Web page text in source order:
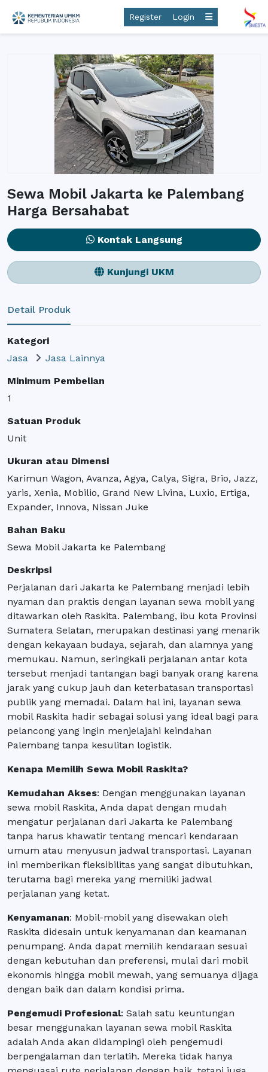
Register Login
Sewa Mobil Jakarta ke Palembang
Harga Bersahabat
Kontak Langsung
Kunjungi UKM
Detail Produk
Kategori
Jasa
Jasa Lainnya
Minimum Pembelian
1
Satuan Produk
Unit
Ukuran atau Dimensi
Karimun Wagon, Avanza, Agya, Calya, Sigra, Brio, Jazz,
yaris, Xenia, Mobilio, Grand New Livina, Luxio, Ertiga,
Expander, Innova, Nissan Juke
Bahan Baku
Sewa Mobil Jakarta ke Palembang
Deskripsi
Perjalanan dari Jakarta ke Palembang menjadi lebih
nyaman dan praktis dengan layanan sewa mobil yang
ditawarkan oleh Raskita. Palembang, ibu kota Provinsi
Sumatera Selatan, merupakan destinasi yang menarik
dengan kekayaan budaya, sejarah, dan alamnya yang
memukau. Namun, seringkali perjalanan antar kota
tersebut menjadi tantangan bagi banyak orang karena
jarak yang cukup jauh dan keterbatasan transportasi
publik yang memadai. Dalam hal ini, layanan sewa
mobil Raskita hadir sebagai solusi yang ideal bagi para
pelancong yang ingin menjelajahi keindahan
Palembang tanpa kesulitan logistik.
Kenapa Memilih Sewa Mobil Raskita?
Kemudahan Akses: Dengan menggunakan layanan
sewa mobil Raskita, Anda dapat dengan mudah
mengatur perjalanan dari Jakarta ke Palembang
tanpa harus khawatir tentang mencari kendaraan
umum atau menyusun jadwal transportasi. Layanan
ini memberikan fleksibilitas yang sangat dibutuhkan,
terutama bagi mereka yang memiliki jadwal
perjalanan yang ketat.
Kenyamanan: Mobil-mobil yang disewakan oleh
Raskita didesain untuk kenyamanan dan keamanan
penumpang. Anda dapat memilih kendaraan sesuai
dengan kebutuhan dan preferensi, mulai dari mobil
ekonomis hingga mobil mewah, yang semuanya dijaga
dengan baik dan dalam kondisi prima.
Pengemudi Profesional: Salah satu keuntungan
besar menggunakan layanan sewa mobil Raskita
adalah Anda akan didampingi oleh pengemudi
berpengalaman dan terlatih. Mereka tidak hanya